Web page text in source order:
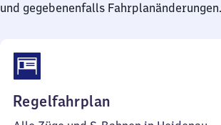
und gegebenenfalls Fahrplanänderungen.
Regelfahrplan
59